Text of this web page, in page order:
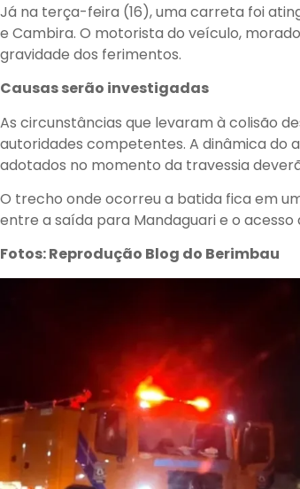
Já na terça-feira (16), uma carreta foi
e Cambira. O motorista do veículo,
gravidade dos ferimentos.
Causas serão investigadas
As circunstâncias que levaram à colisão
autoridades competentes. A dinâmica do
adotados no momento da travessia
O trecho onde ocorreu a batida fica em
entre a saída para Mandaguari e o
Fotos: Reprodução Blog do Berimbau